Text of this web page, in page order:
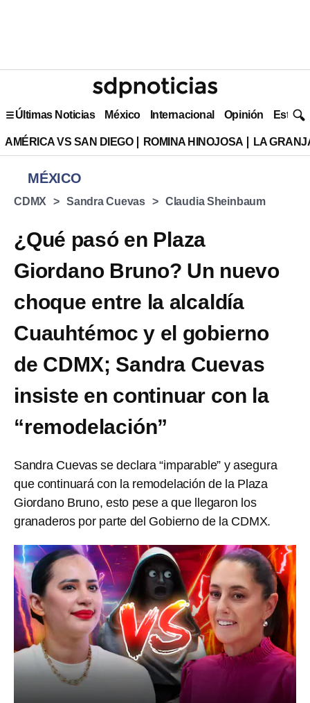
Últimas Noticias México Internacional Opinión Estilo
AMÉRICA VS SAN DIEGO ROMINA HINOJOSA LA
MÉXICO
CDMX Sandra Cuevas Claudia Sheinbaum
¿Qué pasó en Plaza
Giordano Bruno? Un nuevo
choque entre la alcaldía
Cuauhtémoc y el gobierno
de CDMX; Sandra Cuevas
insiste en continuar con la
“remodelación”
Sandra Cuevas se declara “imparable” y asegura
que continuará con la remodelación de la Plaza
Giordano Bruno, esto pese a que llegaron los
granaderos por parte del Gobierno de la CDMX.